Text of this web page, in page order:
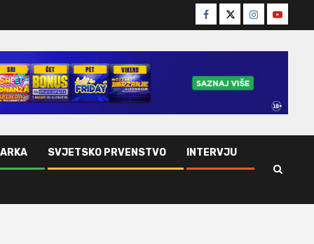
Facebook
TwitterInstagram
Youtube
SVJETSKO PRVENSTVO INTERVJU